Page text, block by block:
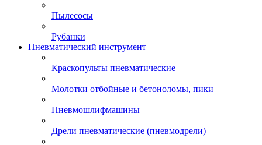
Пылесосы
Рубанки
Пневматический инструмент
Краскопульты пневматические
Молотки отбойные и бетоноломы, пики
Пневмошлифмашины
Дрели пневматические (пневмодрели)